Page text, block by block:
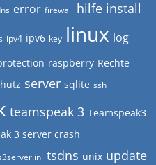
error firewall hilfe install
ipv4 ipv6 key linux log
raspberry Rechte
server sqlite ssh
teamspeak 3 Teamspeak3
3 server crash
tsdns unix update